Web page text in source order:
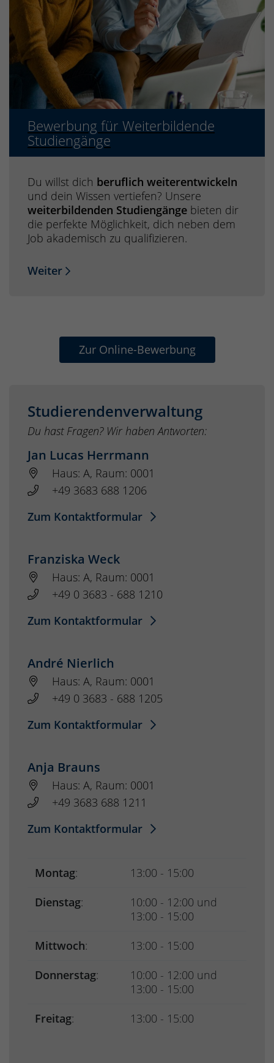
Bewerbung für Weiterbildende
Studiengänge
Du willst dich beruflich weiterentwickeln
und dein Wissen vertiefen? Unsere
weiterbildenden Studiengänge bieten dir
die perfekte Möglichkeit, dich neben dem
Job akademisch zu qualifizieren.
Weiter
Zur Online-Bewerbung
Studierendenverwaltung
Du hast Fragen? Wir haben Antworten:
Jan Lucas Herrmann
Haus: A, Raum: 0001
+49 3683 688 1206
Zum Kontaktformular
Franziska Weck
Haus: A, Raum: 0001
+49 0 3683 - 688 1210
Zum Kontaktformular
André Nierlich
Haus: A, Raum: 0001
+49 0 3683 - 688 1205
Zum Kontaktformular
Anja Brauns
Haus: A, Raum: 0001
+49 3683 688 1211
Zum Kontaktformular
Montag:
13:00 - 15:00
Dienstag:
10:00 - 12:00 und
13:00 - 15:00
Mittwoch:
13:00 - 15:00
Donnerstag:
10:00 - 12:00 und
13:00 - 15:00
Freitag: 13:00 - 15:00